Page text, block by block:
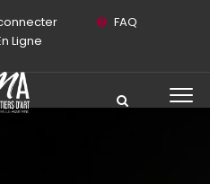
FAQ
Ligne